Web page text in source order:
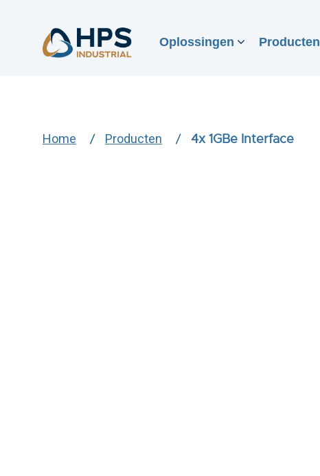
Oplossingen Producten
Home Producten 4x 1GBe Interface